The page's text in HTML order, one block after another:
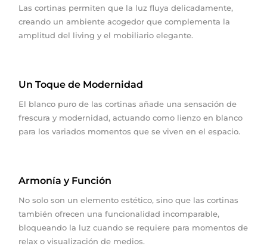
Las cortinas permiten que la luz fluya delicadamente,
creando un ambiente acogedor que complementa la
amplitud del living y el mobiliario elegante.
Un Toque de Modernidad
El blanco puro de las cortinas añade una sensación de
frescura y modernidad, actuando como lienzo en blanco
para los variados momentos que se viven en el espacio.
Armonía y Función
No solo son un elemento estético, sino que las cortinas
también ofrecen una funcionalidad incomparable,
bloqueando la luz cuando se requiere para momentos de
relax o visualización de medios.